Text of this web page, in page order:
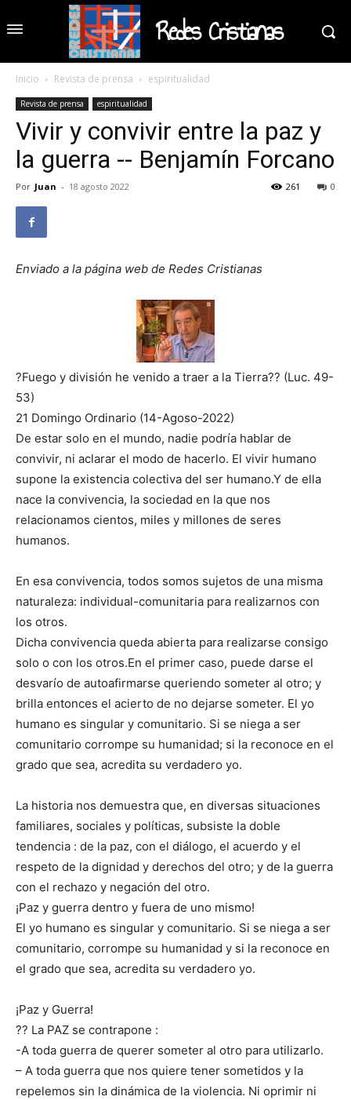
Redes Cristianas
Inicio Revista de prensa espiritualidad
Revista de prensa espiritualidad
Vivir y convivir entre la paz y
la guerra -- Benjamín Forcano
Por Juan - 18 agosto 2022 0
261
Enviado a la página web de Redes Cristianas
?Fuego y división he venido a traer a la Tierra?? (Luc. 49-
53)
21 Domingo Ordinario (14-Agoso-2022)
De estar solo en el mundo, nadie podría hablar de
convivir, ni aclarar el modo de hacerlo. El vivir humano
supone la existencia colectiva del ser humano.Y de ella
nace la convivencia, la sociedad en la que nos
relacionamos cientos, miles y millones de seres
humanos.
En esa convivencia, todos somos sujetos de una misma
naturaleza: individual-comunitaria para realizarnos con
los otros.
Dicha convivencia queda abierta para realizarse consigo
solo o con los otros.En el primer caso, puede darse el
desvarío de autoafirmarse queriendo someter al otro; y
brilla entonces el acierto de no dejarse someter. El yo
humano es singular y comunitario. Si se niega a ser
comunitario corrompe su humanidad; si la reconoce en el
grado que sea, acredita su verdadero yo.
La historia nos demuestra que, en diversas situaciones
familiares, sociales y políticas, subsiste la doble
tendencia : de la paz, con el diálogo, el acuerdo y el
respeto de la dignidad y derechos del otro; y de la guerra
con el rechazo y negación del otro.
¡Paz y guerra dentro y fuera de uno mismo!
El yo humano es singular y comunitario. Si se niega a ser
comunitario, corrompe su humanidad y si la reconoce en
el grado que sea, acredita su verdadero yo.
¡Paz y Guerra!
?? La PAZ se contrapone :
-A toda guerra de querer someter al otro para utilizarlo.
– A toda guerra que nos quiere tener sometidos y la
repelemos sin la dinámica de la violencia. Ni oprimir ni